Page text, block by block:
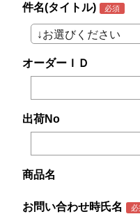
件名(タイトル)
オーダーＩＤ
出荷No
商品名
お問い合わせ時氏名